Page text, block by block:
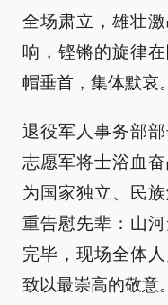
全场肃立，雄壮
响，铿锵的旋律
帽垂首，集体默哀。
退役军人事务部
志愿军将士浴血
为国家独立、民
重告慰先辈：山
完毕，现场全体
致以最崇高的敬意。